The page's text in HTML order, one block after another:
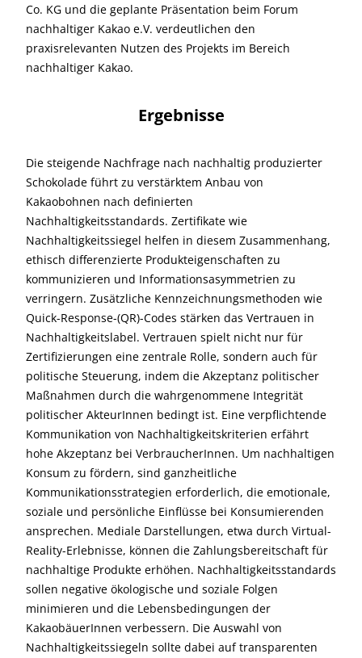
Co. KG und die geplante Präsentation beim Forum
nachhaltiger Kakao e.V. verdeutlichen den
praxisrelevanten Nutzen des Projekts im Bereich
nachhaltiger Kakao.
Ergebnisse
Die steigende Nachfrage nach nachhaltig produzierter
Schokolade führt zu verstärktem Anbau von
Kakaobohnen nach definierten
Nachhaltigkeitsstandards. Zertifikate wie
Nachhaltigkeitssiegel helfen in diesem Zusammenhang,
ethisch differenzierte Produkteigenschaften zu
kommunizieren und Informationsasymmetrien zu
verringern. Zusätzliche Kennzeichnungsmethoden wie
Quick-Response-(QR)-Codes stärken das Vertrauen in
Nachhaltigkeitslabel. Vertrauen spielt nicht nur für
Zertifizierungen eine zentrale Rolle, sondern auch für
politische Steuerung, indem die Akzeptanz politischer
Maßnahmen durch die wahrgenommene Integrität
politischer AkteurInnen bedingt ist. Eine verpflichtende
Kommunikation von Nachhaltigkeitskriterien erfährt
hohe Akzeptanz bei VerbraucherInnen. Um nachhaltigen
Konsum zu fördern, sind ganzheitliche
Kommunikationsstrategien erforderlich, die emotionale,
soziale und persönliche Einflüsse bei Konsumierenden
ansprechen. Mediale Darstellungen, etwa durch Virtual-
Reality-Erlebnisse, können die Zahlungsbereitschaft für
nachhaltige Produkte erhöhen. Nachhaltigkeitsstandards
sollen negative ökologische und soziale Folgen
minimieren und die Lebensbedingungen der
KakaobäuerInnen verbessern. Die Auswahl von
Nachhaltigkeitssiegeln sollte dabei auf transparenten